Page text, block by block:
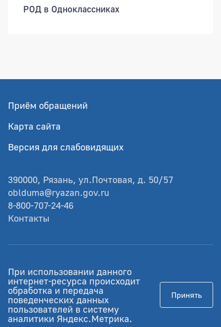
РОД в Одноклассниках
Приём обращений
Карта сайта
Версия для слабовидящих
390000, Рязань, ул.Почтовая, д. 50/57
oblduma@ryazan.gov.ru
8-800-707-24-46
Контакты
© Рязанская областная Дума
Разработка - GIANIT.ru
Работает на Российском ПО
При использовании данного
интернет-ресурса происходит
обработка и передача
поведенческих данных
пользователей в систему
аналитики Яндекс.Метрика.
Принять